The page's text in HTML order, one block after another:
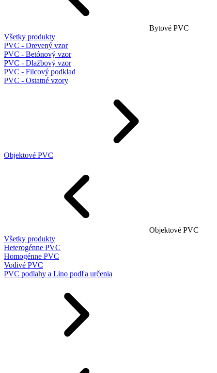
Bytové PVC
Všetky produkty
PVC - Drevený vzor
PVC - Betónový vzor
PVC - Dlažbový vzor
PVC - Filcový podklad
PVC - Ostatné vzory
Objektové PVC
Objektové PVC
Všetky produkty
Heterogénne PVC
Homogénne PVC
Vodivé PVC
PVC podlahy a Lino podľa určenia